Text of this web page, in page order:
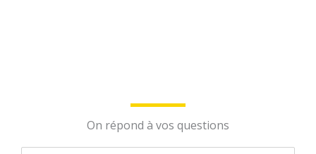
On répond à vos questions